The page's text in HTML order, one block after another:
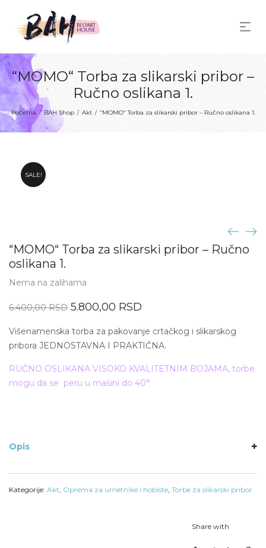
“MOMO“ Torba za slikarski pribor –
Ručno oslikana 1.
Početna / BAH Shop / Akt / “MOMO“ Torba za slikarski pribor – Ručno oslikana 1.
SALE!
“MOMO“ Torba za slikarski pribor – Ručno
oslikana 1.
Nema na zalihama
6.400,00RSD 5.800,00 RSD
Višenamenska torba za pakovanje crtačkog i slikarskog
pribora JEDNOSTAVNA I PRAKTIČNA.
RUČNO OSLIKANA VISOKO KVALITETNIM BOJAMA, torbe
mogu da se peru u mašini do 40°.
Opis
Kategorije: Akt Oprema za umetnike i hobiste Torbe za slikarski pribor
Share with